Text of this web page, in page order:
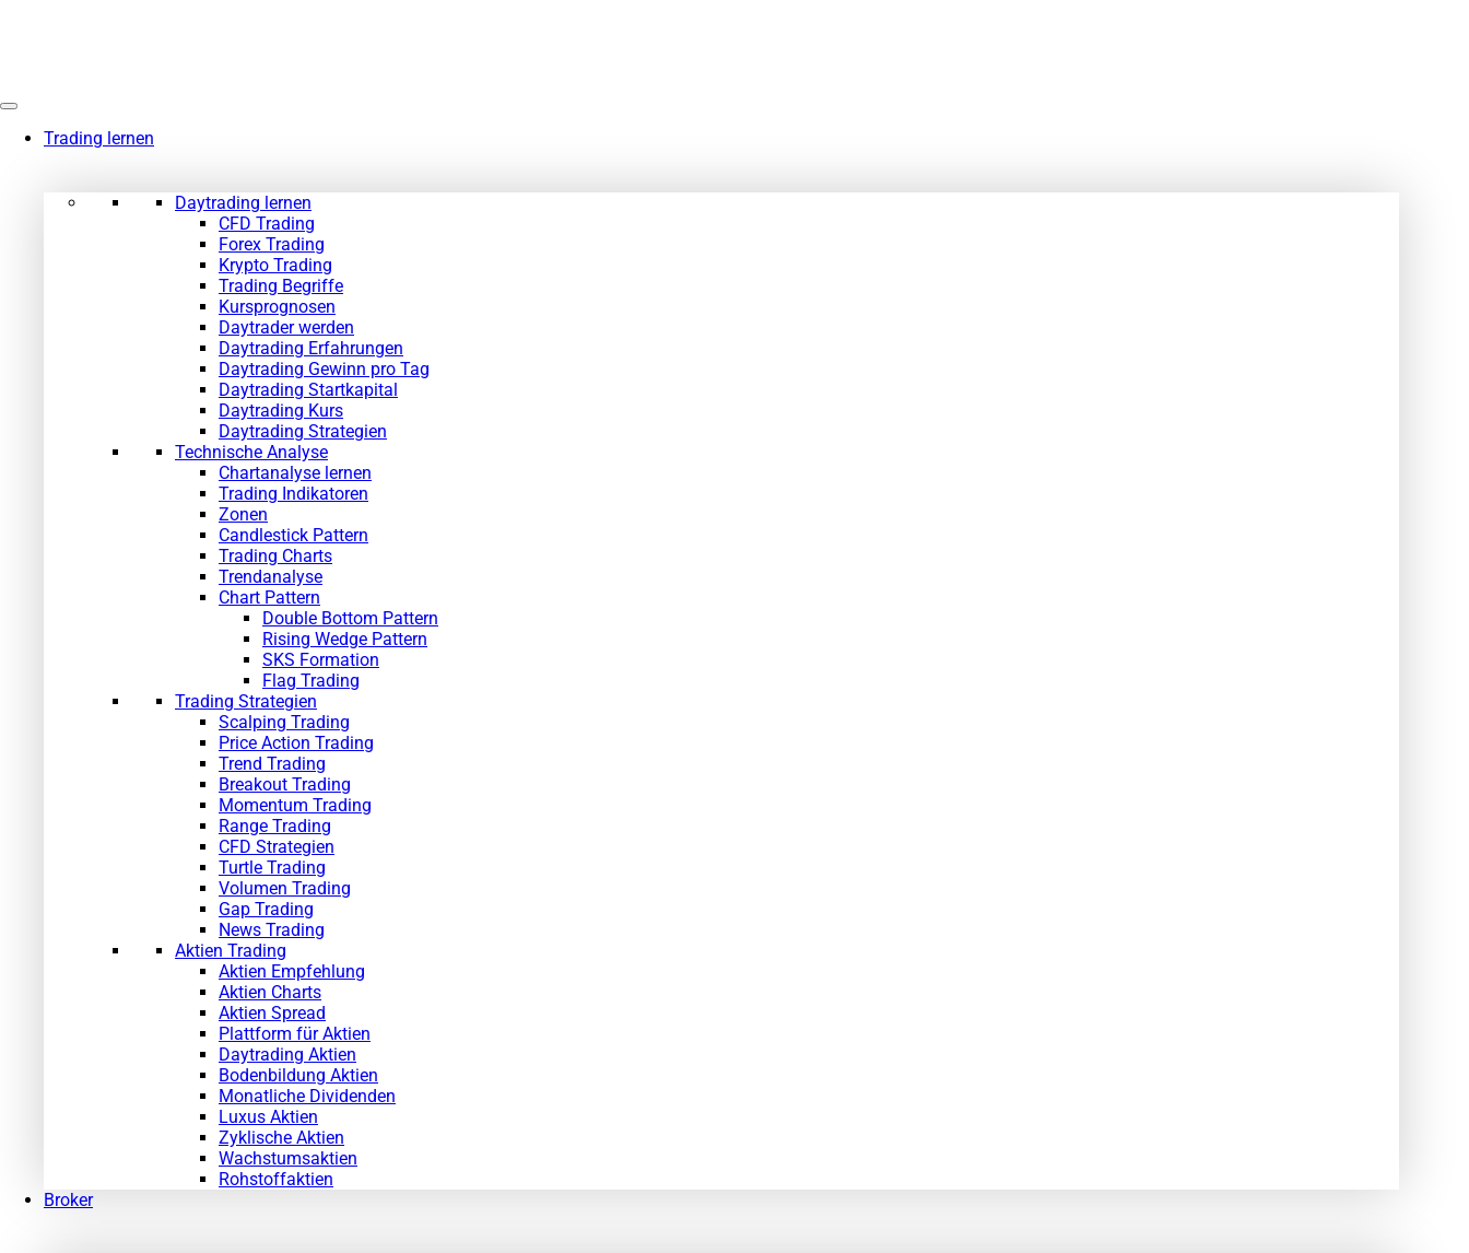
Trading lernen
Daytrading lernen
CFD Trading
Forex Trading
Krypto Trading
Trading Begriffe
Kursprognosen
Daytrader werden
Daytrading Erfahrungen
Daytrading Gewinn pro Tag
Daytrading Startkapital
Daytrading Kurs
Daytrading Strategien
Technische Analyse
Chartanalyse lernen
Trading Indikatoren
Zonen
Candlestick Pattern
Trading Charts
Trendanalyse
Chart Pattern
Double Bottom Pattern
Rising Wedge Pattern
SKS Formation
Flag Trading
Trading Strategien
Scalping Trading
Price Action Trading
Trend Trading
Breakout Trading
Momentum Trading
Range Trading
CFD Strategien
Turtle Trading
Volumen Trading
Gap Trading
News Trading
Aktien Trading
Aktien Empfehlung
Aktien Charts
Aktien Spread
Plattform für Aktien
Daytrading Aktien
Bodenbildung Aktien
Monatliche Dividenden
Luxus Aktien
Zyklische Aktien
Wachstumsaktien
Rohstoffaktien
Broker